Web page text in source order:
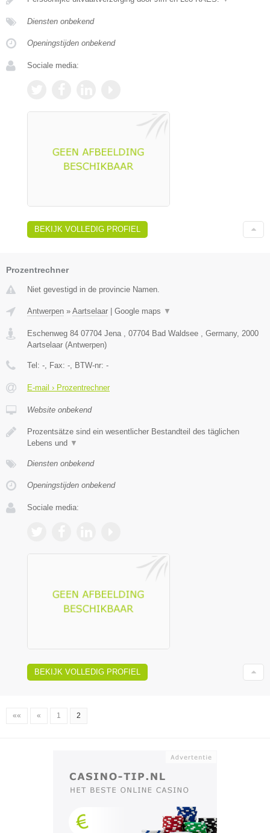
Diensten onbekend
Openingstijden onbekend
Sociale media:
BEKIJK VOLLEDIG PROFIEL
Prozentrechner
Niet gevestigd in de provincie Namen.
Antwerpen » Aartselaar Google maps ▼
Eschenweg 84 07704 Jena , 07704 Bad Waldsee , Germany, 2000
Aartselaar (Antwerpen)
Tel: -, Fax: -, BTW-nr: -
E-mail › Prozentrechner
Website onbekend
Prozentsätze sind ein wesentlicher Bestandteil des täglichen
Lebens und ▼
Diensten onbekend
Openingstijden onbekend
Sociale media:
BEKIJK VOLLEDIG PROFIEL
«« « 1 2